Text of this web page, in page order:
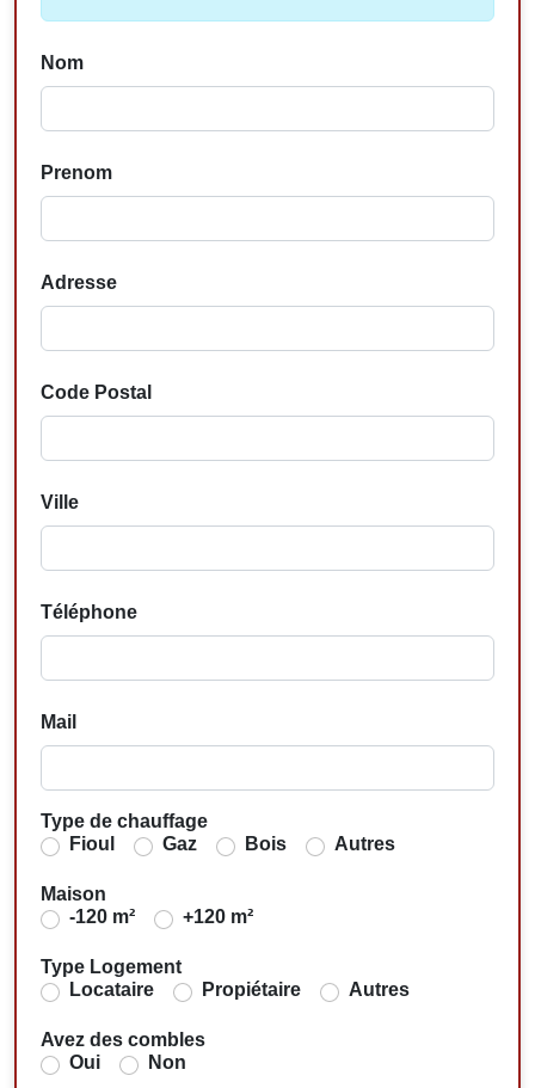
Nom
Prenom
Adresse
Code Postal
Ville
Téléphone
Mail
Type de chauffage
Fioul
Gaz Bois Autres
Maison
-120 m²
+120 m²
Type Logement
Locataire
Propiétaire Autres
Avez des combles
Oui
Non